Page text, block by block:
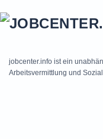
jobcenter.info ist ein
Arbeitsvermittlung und